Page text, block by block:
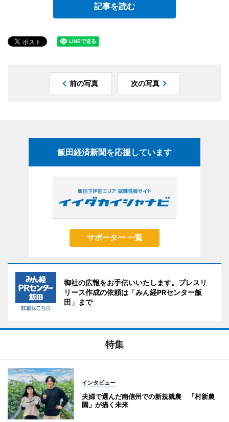
記事を読む
前の写真 次の写真
飯田経済新聞を応援しています
サポーター 一覧
御社の広報をお手伝いいたします。プレスリ
リース作成の依頼は「みん経PRセンター飯
田」まで
特集
インタビュー
夫婦で選んだ南信州での新規就農 「村新農
園」が描く未来